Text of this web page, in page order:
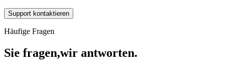
Support kontaktieren
Häufige Fragen
Sie fragen,wir antworten.